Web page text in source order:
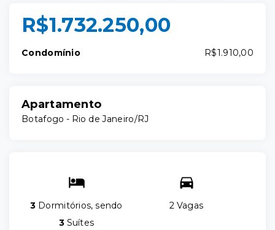
R$1.732.250,00
Condomínio R$1.910,00
Apartamento
Botafogo - Rio de Janeiro/RJ
3 Dormitórios, sendo
3Suítes
2 Vagas